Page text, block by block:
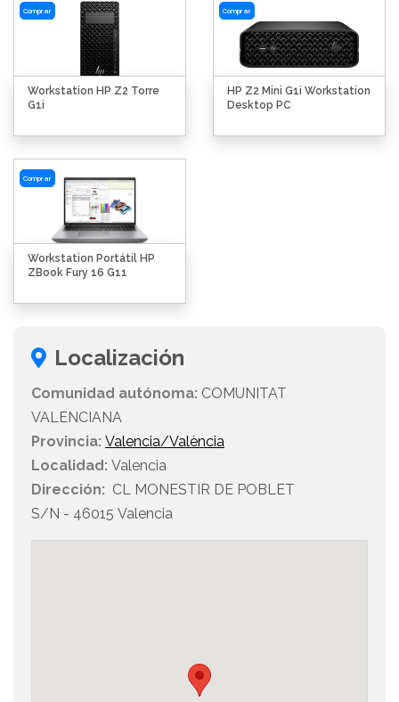
Comprar
Workstation HP Z2 Torre
G1i
Comprar
HP Z2 Mini G1i Workstation
Desktop PC
Comprar
Workstation Portátil HP
ZBook Fury 16 G11
Localización
Comunidad autónoma: COMUNITAT
VALENCIANA
Provincia: Valencia/València
Localidad: Valencia
Dirección: CL MONESTIR DE POBLET
S/N - 46015 Valencia